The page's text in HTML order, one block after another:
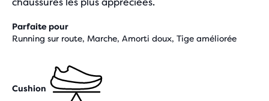
Parfaite pour
Running sur route, Marche, Amorti doux, Tige améliorée
Cushion